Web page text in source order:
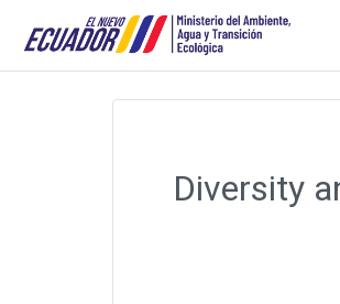
Diversity